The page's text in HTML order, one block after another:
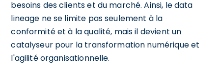
besoins des clients et du marché. Ainsi, le data
lineage ne se limite pas seulement à la
conformité et à la qualité, mais il devient un
catalyseur pour la transformation numérique et
l'agilité organisationnelle.